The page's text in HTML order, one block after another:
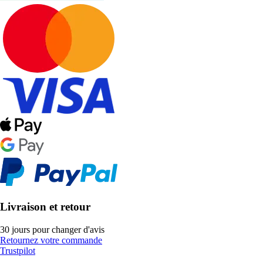
Livraison et retour
30 jours pour changer d'avis
Retournez votre commande
Trustpilot